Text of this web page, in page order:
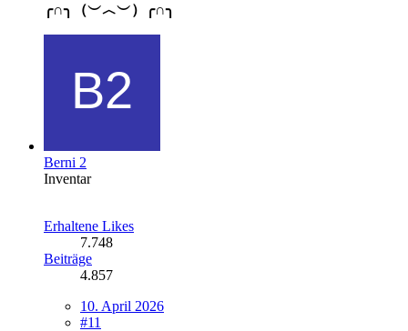
╭∩╮（︶︿︶）╭∩╮
Berni 2
Inventar
Erhaltene Likes
7.748
Beiträge
4.857
10. April 2026
#11